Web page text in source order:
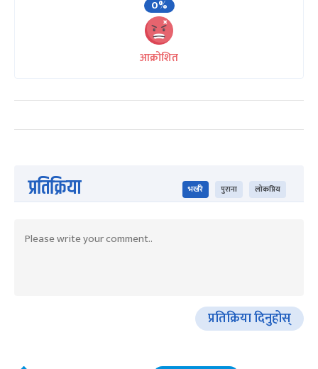
0%
आक्रोशित
प्रतिक्रिया भर्खरै पुराना लोकप्रिय
प्रतिक्रिया दिनुहोस्